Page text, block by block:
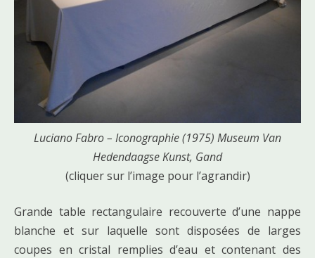
Luciano Fabro – Iconographie (1975) Museum Van
Hedendaagse Kunst, Gand
(cliquer sur l’image pour l’agrandir)
Grande table rectangulaire recouverte d’une nappe
blanche et sur laquelle sont disposées de larges
coupes en cristal remplies d’eau et contenant des